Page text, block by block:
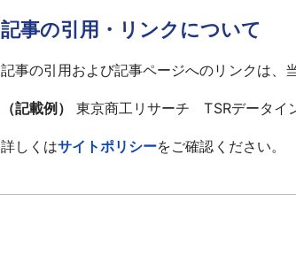
記事の引用・リンクについて
記事の引用および記事ページへのリンクは、
（記載例） 東京商工リサーチ TSRデータイ
詳しくはサイトポリシーをご確認ください。